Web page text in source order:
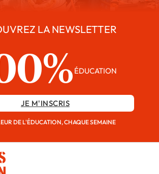
LA NEWSLETTER
ÉDUCATION
JE M'INSCRIS
DE L'ÉDUCATION, CHAQUE SEMAINE